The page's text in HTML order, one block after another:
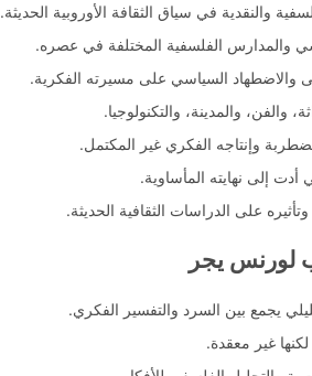
والنقدية في سياق الثقافة الأوروبية الحديثة.
والمدارس الفلسفية المختلفة في عصره.
والاضطهاد السياسي على مسيرته الفكرية.
والفن، والمدينة، والتكنولوجيا.
وإنتاجه الفكري غير المكتمل.
أدت إلى نهايته المأساوية.
على الدراسات الثقافية الحديثة.
لورنس يجر
يجمع بين السرد والتفسير الفكري.
غير معقدة.